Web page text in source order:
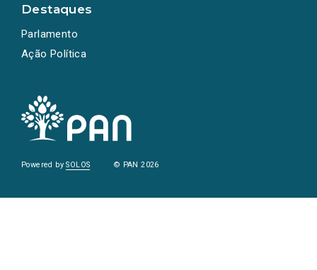
Destaques
Parlamento
Ação Política
Powered bySOLOS © PAN 2026